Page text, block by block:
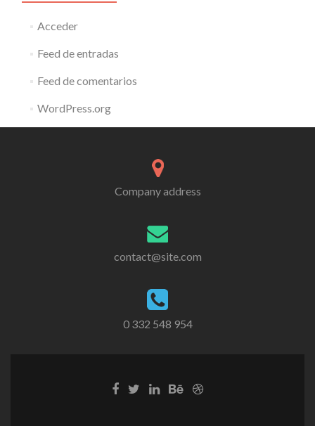
Acceder
Feed de entradas
Feed de comentarios
WordPress.org
Company address
contact@site.com
0 332 548 954